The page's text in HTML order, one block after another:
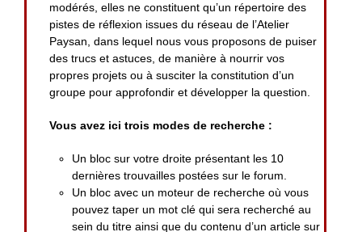
modérés, elles ne constituent qu’un répertoire des
pistes de réflexion issues du réseau de l’Atelier
Paysan, dans lequel nous vous proposons de puiser
des trucs et astuces, de manière à nourrir vos
propres projets ou à susciter la constitution d’un
groupe pour approfondir et développer la question.
Vous avez ici trois modes de recherche :
Un bloc sur votre droite présentant les 10
dernières trouvailles postées sur le forum.
Un bloc avec un moteur de recherche où vous
pouvez taper un mot clé qui sera recherché au
sein du titre ainsi que du contenu d’un article sur